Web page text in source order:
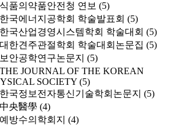
식품의약품안전청 연보 (5)
한국에너지공학회 학술발표회 (5)
한국산업경영시스템학회 학술대회 (5)
대한견주관절학회 학술대회논문집 (5)
보안공학연구논문지 (5)
THE JOURNAL OF THE KOREAN
SOCIETY (5)
한국정보전자통신기술학회논문지 (5)
中央醫學 (4)
예방수의학회지 (4)